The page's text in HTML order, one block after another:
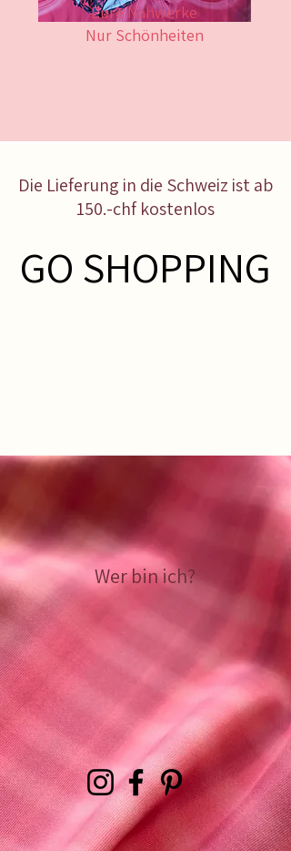
Eure Nähwerke
Nur Schönheiten
Die Lieferung in die Schweiz ist ab
150.-chf kostenlos
GO SHOPPING
GO SHOPPING
Wer bin ich?